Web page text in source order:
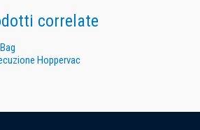
correlate
Hoppervac